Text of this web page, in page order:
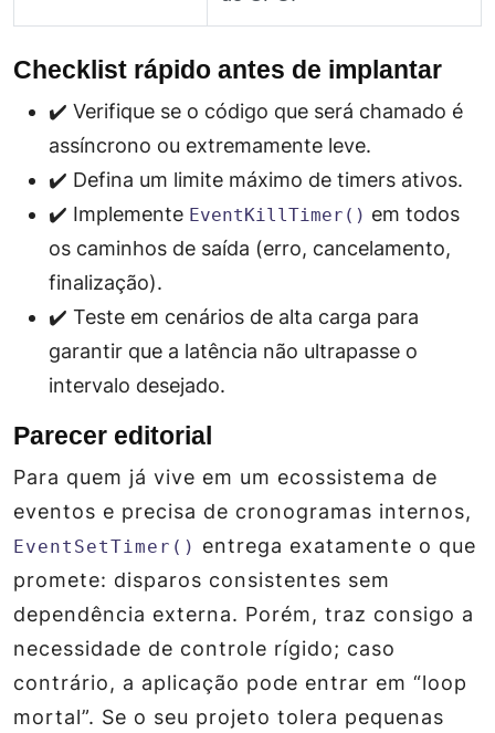
Checklist rápido antes de implantar
✔️ Verifique se o código que será chamado é
assíncrono ou extremamente leve.
✔️ Defina um limite máximo de timers ativos.
✔️ Implemente EventKillTimer() em todos
os caminhos de saída (erro, cancelamento,
finalização).
✔️ Teste em cenários de alta carga para
garantir que a latência não ultrapasse o
intervalo desejado.
Parecer editorial
Para quem já vive em um ecossistema de
eventos e precisa de cronogramas internos,
EventSetTimer() entrega exatamente o que
promete: disparos consistentes sem
dependência externa. Porém, traz consigo a
necessidade de controle rígido; caso
contrário, a aplicação pode entrar em “loop
mortal”. Se o seu projeto tolera pequenas